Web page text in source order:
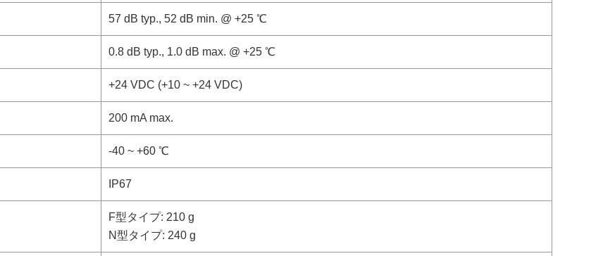
57 dB typ., 52 dB min. @ +25 ℃
0.8 dB typ., 1.0 dB max. @ +25 ℃
+24 VDC (+10 ~ +24 VDC)
200 mA max.
-40 ~ +60 ℃
IP67
F型タイプ: 210 g
N型タイプ: 240 g